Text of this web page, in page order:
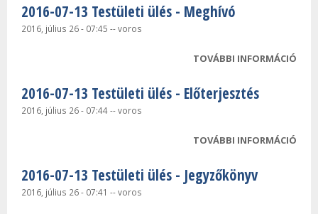
2016-07-13 Testületi ülés - Meghívó
2016, július 26 - 07:45 --voros
TOVÁBBI INFORMÁCIÓ
2016-07-13 Testületi ülés - Előterjesztés
2016, július 26 - 07:44--voros
TOVÁBBI INFORMÁCIÓ
2016-07-13 Testületi ülés - Jegyzőkönyv
2016, július 26 - 07:41 --voros